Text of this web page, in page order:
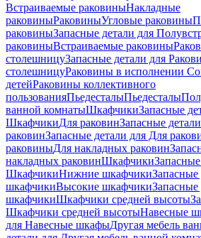
Встраиваемые раковиныНакладные
раковиныРаковиныУгловые раковины
раковиныЗапасные детали для
раковиныВстраиваемые раковины
столешницуЗапасные детали для
столешницуРаковины в исполнении
детейРаковины коллективного
пользованияПьедесталыПьедесталы
ванной комнатыШкафчикиЗапасные
ШкафчикиДля раковинЗапасные
раковинЗапасные детали для Для
раковиныДля накладных pаковин
накладных pаковинШкафчики
ШкафчикиНижние шкафчики
шкафчикиВысокие шкафчикиЗапасные
шкафчикиШкафчики средней высоты
Шкафчики средней высотыНавесные
для Навесные шкафыДругая мебель